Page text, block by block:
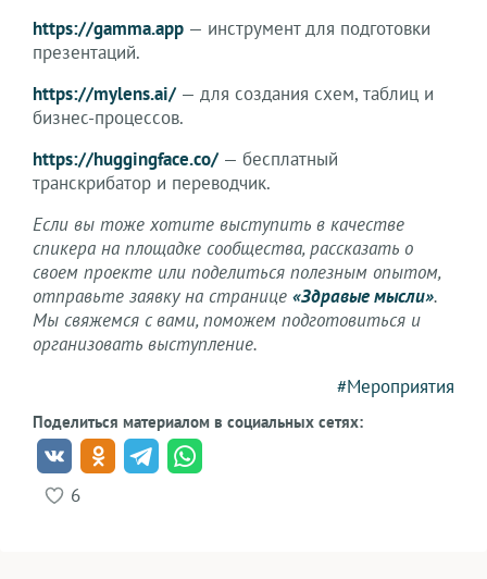
https://gamma.app — инструмент для подготовки
презентаций.
https://mylens.ai/ — для создания схем, таблиц и
бизнес-процессов.
https://huggingface.co/ — бесплатный
транскрибатор и переводчик.
Если вы тоже хотите выступить в качестве
спикера на площадке сообщества, рассказать о
своем проекте или поделиться полезным опытом,
отправьте заявку на странице «Здравые мысли».
Мы свяжемся с вами, поможем подготовиться и
организовать выступление.
#Мероприятия
Поделиться материалом в социальных сетях:
6